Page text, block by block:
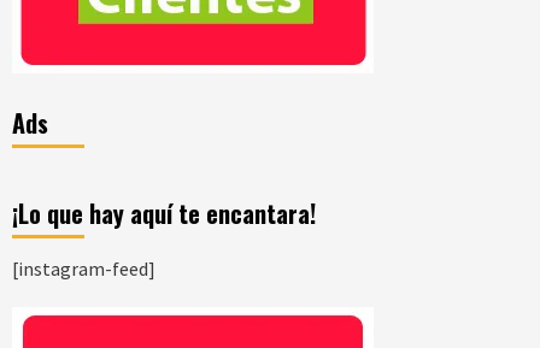
Ads
¡Lo que hay aquí te encantara!
[instagram-feed]